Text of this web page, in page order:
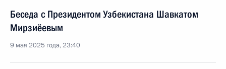
Беседа с Президентом Узбекистана Шавкатом
Мирзиёевым
9 мая 2025 года, 23:40